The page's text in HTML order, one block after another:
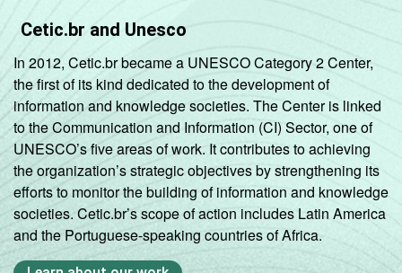
Cetic.br and Unesco
In 2012, Cetic.br became a UNESCO Category 2 Center,
the first of its kind dedicated to the development of
information and knowledge societies. The Center is linked
to the Communication and Information (CI) Sector, one of
UNESCO’s five areas of work. It contributes to achieving
the organization’s strategic objectives by strengthening its
efforts to monitor the building of information and knowledge
societies. Cetic.br’s scope of action includes Latin America
and the Portuguese-speaking countries of Africa.